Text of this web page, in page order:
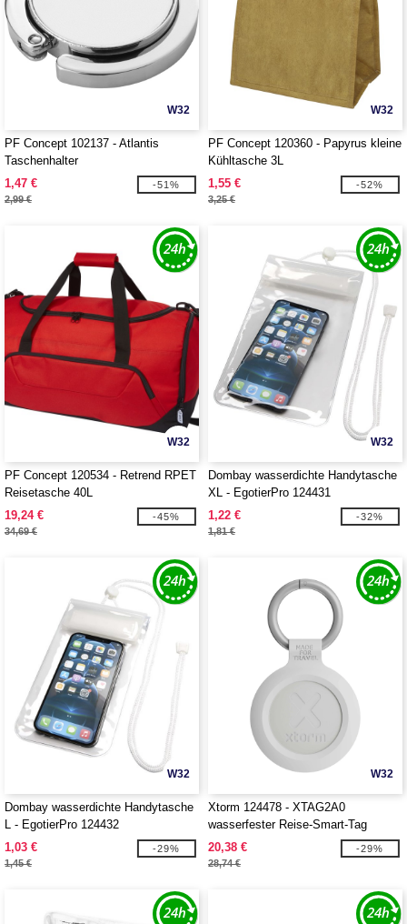
W32
PF Concept 102137 - Atlantis
Taschenhalter
1,47 €
2,99 €
-51%
W32
PF Concept 120360 - Papyrus kleine
Kühltasche 3L
1,55 €
3,25 €
-52%
W32
PF Concept 120534 - Retrend RPET
Reisetasche 40L
19,24 €
34,69 €
-45%
W32
Dombay wasserdichte Handytasche
XL - EgotierPro 124431
1,22 €
1,81 €
-32%
W32
Dombay wasserdichte Handytasche
L - EgotierPro 124432
1,03 €
1,45 €
-29%
W32
Xtorm 124478 - XTAG2A0
wasserfester Reise-Smart-Tag
20,38 €
28,74 €
-29%